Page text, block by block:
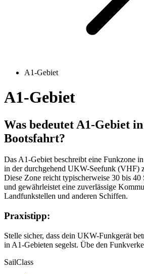
A1-Gebiet
A1-Gebiet
Was bedeutet A1-Gebiet
Bootsfahrt?
Das A1-Gebiet beschreibt eine Funkzone
in der durchgehend UKW-Seefunk (VHF)
Diese Zone reicht typischerweise 30 bis
und gewährleistet eine zuverlässige
Landfunkstellen und anderen Schiffen.
Praxistipp:
Stelle sicher, dass dein UKW-Funkgerät
in A1-Gebieten segelst. Übe den
SailClass